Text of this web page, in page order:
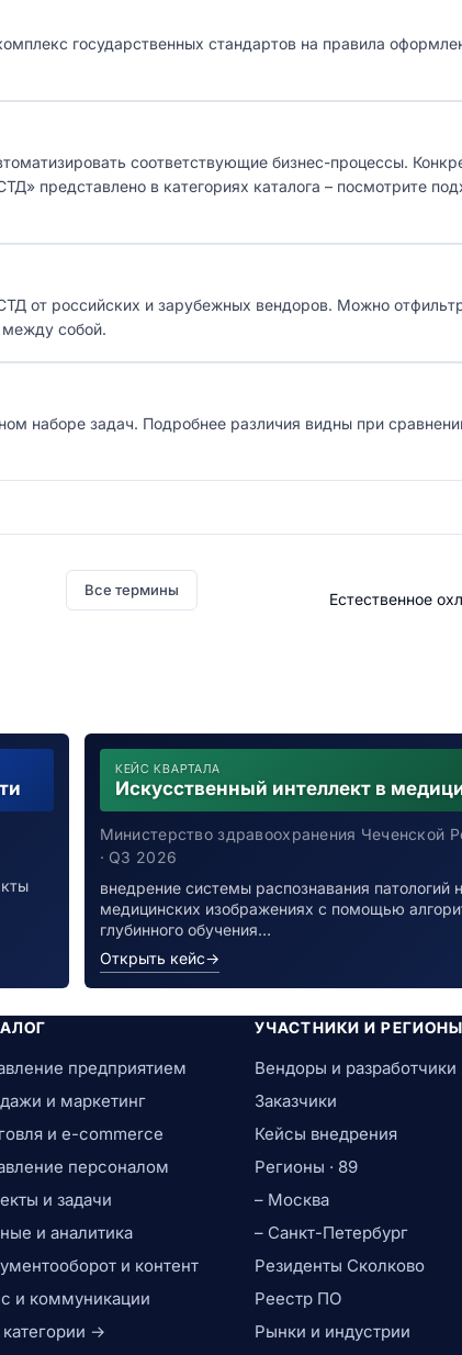
государственных стандартов на правила
соответствующие бизнес-процессы.
представлено в категориях каталога – посмотрите
от российских и зарубежных вендоров. Можно
собой.
наборе задач. Подробнее различия видны при
Все термины Естественное
КЕЙС КВАРТАЛА
Искусственный интеллект в
Министерство здравоохранения Чеченской
· Q3 2026
внедрение системы распознавания патологий
медицинских изображениях с помощью
глубинного обучения…
Открыть кейс→
предприятием
и маркетинг
и e-commerce
персоналом
и задачи
и аналитика
и контент
и коммуникации
→
УЧАСТНИКИ И РЕГИОНЫ
Вендоры и разработчики
Заказчики
Кейсы внедрения
Регионы · 89
– Москва
– Санкт-Петербург
Резиденты Сколково
Реестр ПО
Рынки и индустрии